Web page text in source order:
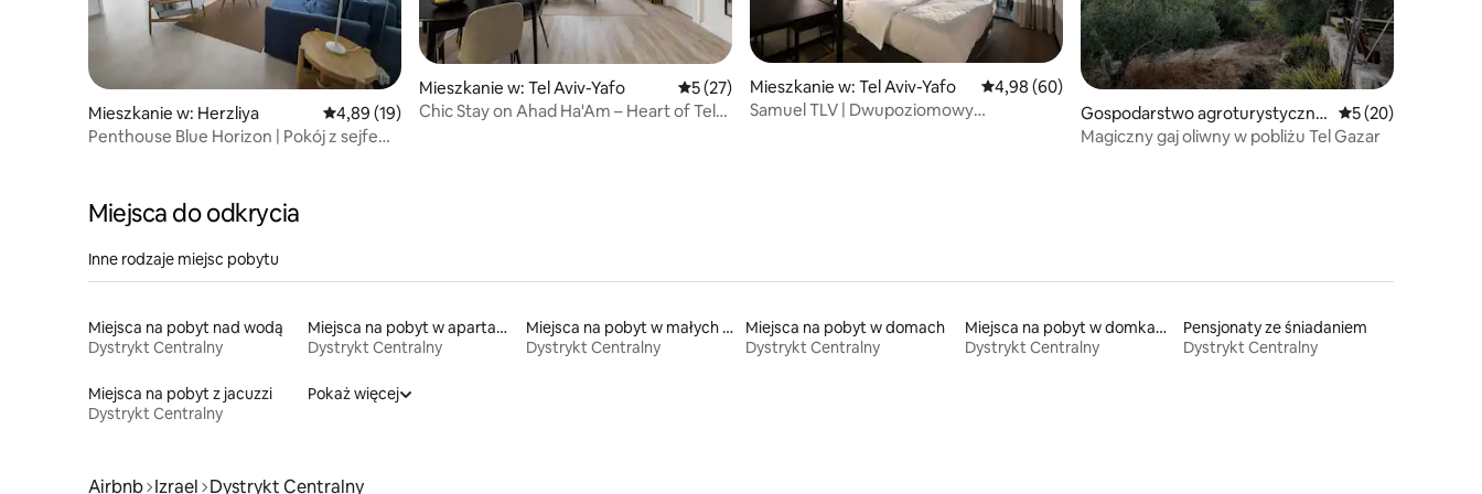
zabytkowy cmentarz Trumpeldor.
Punktem zwrotnym i ostatnim miejscem
spoczynku dla izraelskich legend, Bialik,
Dizengoff, Arik Einstein i innych, jest to
naprawdę wyjątkowe miejsce kawałek
historii Izraela. Jest poszukiwany przez
miłośników historii i małe grupy, ale
uderzający i piękny widok, ale nie wahaj
Mieszkanie w: Herzliya Średnia ocena: 4,89 na 5, liczba recenzji: 19
4,89 (19)
Penthouse Blue Horizon | Pokój z sejfem
Mieszkanie w: Tel Aviv-Yafo Średnia ocena: 5 na 5, liczba recenzji: 27
5 (27)
Chic Stay on Ahad Ha'Am – Heart of Tel
Mieszkanie w: Tel Aviv-Yafo Średnia ocena: 4,98 na 5, liczba recenzji: 60
4,98 (60)
Samuel TLV | Dwupoziomowy
Gospodarstwo agroturystyczne
w: Karmei Yosef
Średnia ocena: 5
5 (20)
Magiczny gaj oliwny w pobliżu Tel Gazar
Miejsca do odkrycia
Inne rodzaje miejsc pobytu
Miejsca na pobyt nad wodą
Dystrykt Centralny
Miejsca na pobyt w apartamentach z obsługą
Dystrykt Centralny
Miejsca na pobyt w małych domkach
Dystrykt Centralny
Miejsca na pobyt w domach
Dystrykt Centralny
Miejsca na pobyt w domkach gościnnych
Dystrykt Centralny
Pensjonaty ze śniadaniem
Dystrykt Centralny
Miejsca na pobyt z jacuzzi
Dystrykt Centralny
Pokaż więcej
Airbnb Izrael Dystrykt Centralny